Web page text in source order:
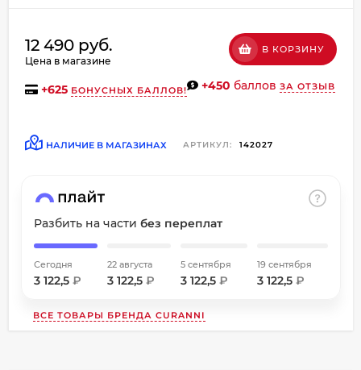
12 490 руб.
Цена в магазине
В КОРЗИНУ
+625 БОНУСНЫХ БАЛЛОВ! +450 баллов ЗА ОТЗЫВ
НАЛИЧИЕ В МАГАЗИНАХ АРТИКУЛ: 142027
Разбить на части без переплат
Сегодня
3 122,5 ₽
22 августа
3 122,5 ₽
5 сентября
3 122,5 ₽
19 сентября
3 122,5 ₽
ВСЕ ТОВАРЫ БРЕНДА CURANNI
об оплате Плайтом
25
2 недели
8 800 302-02-51